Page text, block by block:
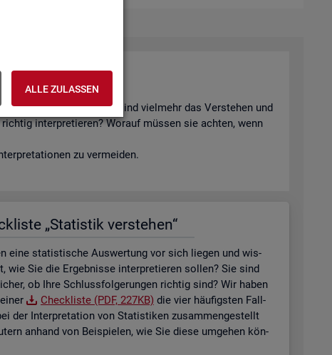
ALLE ZULASSEN
ge­täuscht? Oder sind viel­mehr das Ver­ste­hen und
in­ter­pre­tie­ren? Wor­auf müs­sen sie ach­ten, wenn
zu ver­mei­den.
„Sta­tis­tik ver­ste­hen“
eine sta­tis­ti­sche Aus­wer­tung vor sich lie­gen und wis­
wie Sie die Er­geb­nis­se in­ter­pre­tie­ren sol­len? Sie sind
ob Ihre Schluss­fol­ge­run­gen rich­tig sind? Wir haben
Check­lis­te (PDF, 227KB) die vier häu­figs­ten Fall­
der In­ter­pre­ta­ti­on von Sta­tis­ti­ken zu­sam­men­ge­stellt
an­hand von Bei­spie­len, wie Sie diese um­ge­hen kön­